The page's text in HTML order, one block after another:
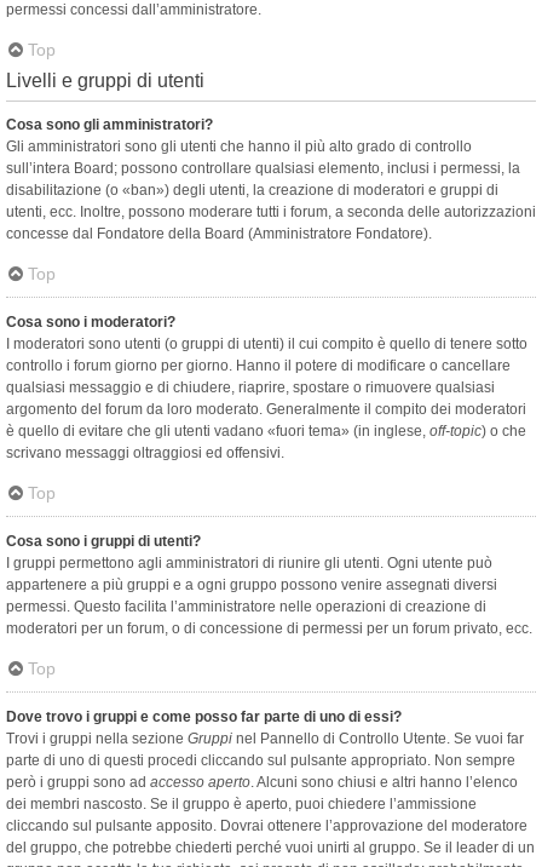
permessi concessi dall’amministratore.
Top
Livelli e gruppi di utenti
Cosa sono gli amministratori?
Gli amministratori sono gli utenti che hanno il più alto grado di controllo
sull’intera Board; possono controllare qualsiasi elemento, inclusi i permessi, la
disabilitazione (o «ban») degli utenti, la creazione di moderatori e gruppi di
utenti, ecc. Inoltre, possono moderare tutti i forum, a seconda delle autorizzazioni
concesse dal Fondatore della Board (Amministratore Fondatore).
Top
Cosa sono i moderatori?
I moderatori sono utenti (o gruppi di utenti) il cui compito è quello di tenere sotto
controllo i forum giorno per giorno. Hanno il potere di modificare o cancellare
qualsiasi messaggio e di chiudere, riaprire, spostare o rimuovere qualsiasi
argomento del forum da loro moderato. Generalmente il compito dei moderatori
è quello di evitare che gli utenti vadano «fuori tema» (in inglese, off-topic) o che
scrivano messaggi oltraggiosi ed offensivi.
Top
Cosa sono i gruppi di utenti?
I gruppi permettono agli amministratori di riunire gli utenti. Ogni utente può
appartenere a più gruppi e a ogni gruppo possono venire assegnati diversi
permessi. Questo facilita l’amministratore nelle operazioni di creazione di
moderatori per un forum, o di concessione di permessi per un forum privato, ecc.
Top
Dove trovo i gruppi e come posso far parte di uno di essi?
Trovi i gruppi nella sezione Gruppi nel Pannello di Controllo Utente. Se vuoi far
parte di uno di questi procedi cliccando sul pulsante appropriato. Non sempre
però i gruppi sono ad accesso aperto. Alcuni sono chiusi e altri hanno l’elenco
dei membri nascosto. Se il gruppo è aperto, puoi chiedere l’ammissione
cliccando sul pulsante apposito. Dovrai ottenere l’approvazione del moderatore
del gruppo, che potrebbe chiederti perché vuoi unirti al gruppo. Se il leader di un